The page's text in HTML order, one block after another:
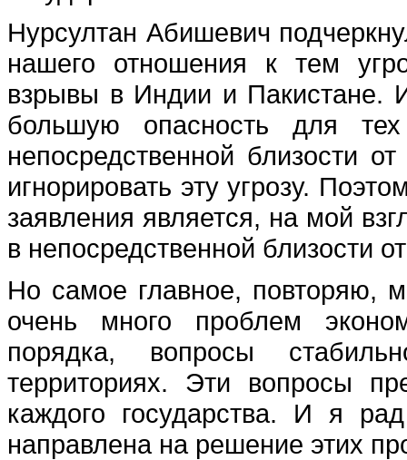
Нурсултан Абишевич
нашего отношения к тем
взрывы в Индии и Пакистане.
большую опасность для
непосредственной близости
игнорировать эту угрозу.
заявления является, на мой
в непосредственной близости
Но самое главное, повторяю,
очень много проблем
порядка, вопросы
территориях. Эти вопросы
каждого государства. И я
направлена на решение этих